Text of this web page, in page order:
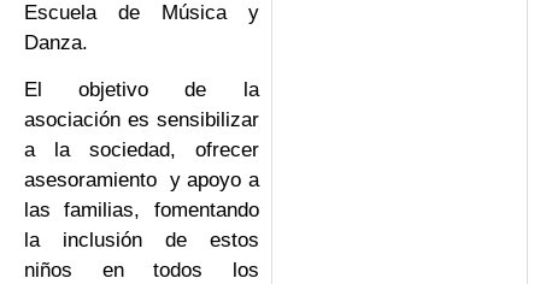
Escuela de Música y
Danza.
El objetivo de la
asociación es sensibilizar
a la sociedad, ofrecer
asesoramiento y apoyo a
las familias, fomentando
la inclusión de estos
niños en todos los